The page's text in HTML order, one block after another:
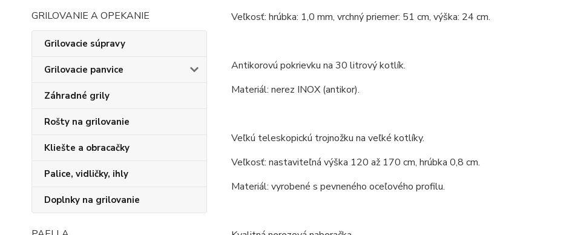
GRILOVANIE A OPEKANIE
Grilovacie súpravy
Grilovacie panvice
Záhradné grily
Rošty na grilovanie
Kliešte a obracačky
Palice, vidličky, ihly
Doplnky na grilovanie
Veľkosť: hrúbka: 1,0 mm, vrchný priemer: 51 cm, výška: 24 cm.
Antikorovú pokrievku na 30 litrový kotlík.
Materiál: nerez INOX (antikor).
Veľkú teleskopickú trojnožku na veľké kotlíky.
Veľkosť: nastaviteľná výška 120 až 170 cm, hrúbka 0,8 cm.
Materiál: vyrobené s pevneného oceľového profilu.